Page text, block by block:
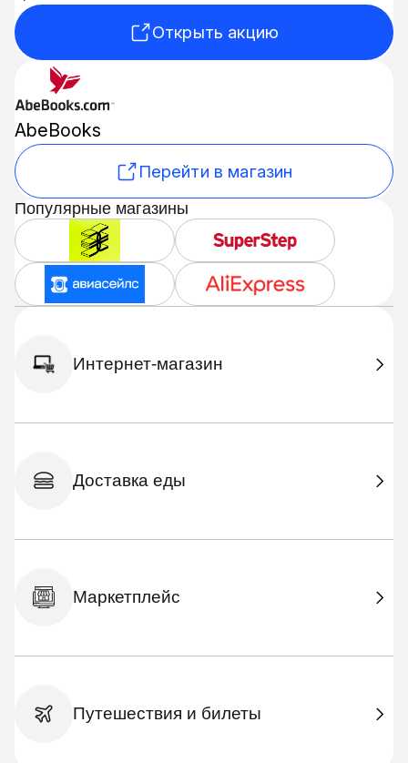
Открыть акцию
AbeBooks
Перейти в магазин
Популярные магазины
Интернет-магазин
Доставка еды
Маркетплейс
Путешествия и билеты